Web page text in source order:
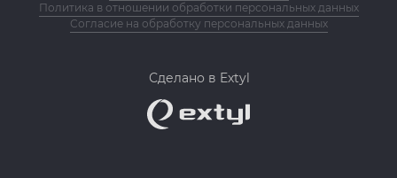
Политика в отношении обработки персональных данных
Согласие на обработку персональных данных
Сделано в Extyl